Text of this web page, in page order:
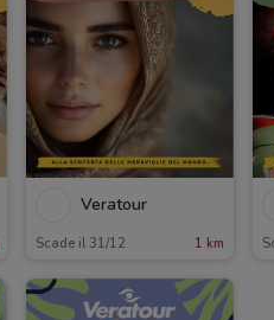
Veratour
Scade il 31/12 1 km